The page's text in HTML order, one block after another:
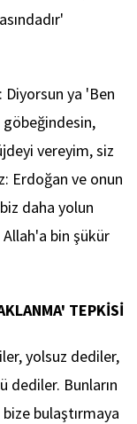
ya 'Ben
vereyim, siz
Erdoğan ve onun
daha yolun
Allah'a bin şükür
TEPKİSİ
yolsuz dediler,
dediler. Bunların
bulaştırmaya